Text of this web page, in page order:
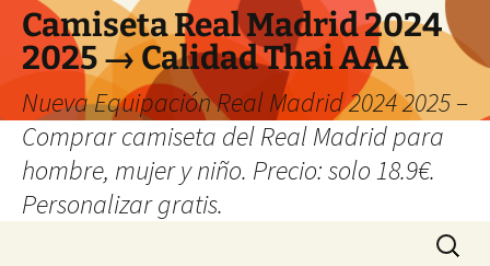
Camiseta Real Madrid 2024
2025 → Calidad Thai AAA
Nueva Equipación Real Madrid 2024 2025 –
Comprar camiseta del Real Madrid para
hombre, mujer y niño. Precio: solo 18.9€.
Personalizar gratis.
Buscar: